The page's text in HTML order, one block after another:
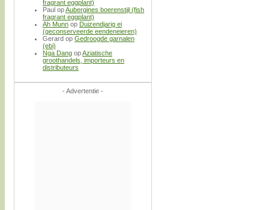
fragrant eggplant)
Paul opAubergines boerenstijl (fish
fragrant eggplant)
Ah Munn op Duizendjarig ei
(geconserveerde eendeneieren)
Gerard op Gedroogde garnalen
(ebi)
Nga Dang opAziatische
groothandels, importeurs en
distributeurs
- Advertentie -